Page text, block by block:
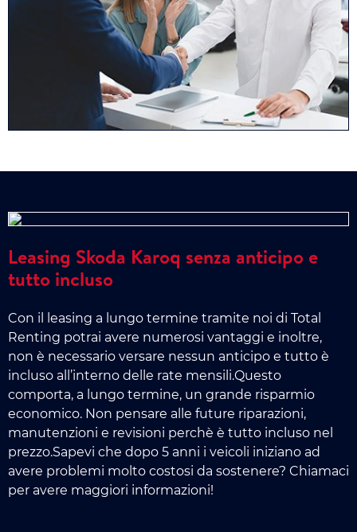
Leasing Skoda Karoq senza anticipo e
tutto incluso
Con il leasing a lungo termine tramite noi di Total
Renting potrai avere numerosi vantaggi e inoltre,
non è necessario versare nessun anticipo e tutto è
incluso all’interno delle rate mensili.Questo
comporta, a lungo termine, un grande risparmio
economico. Non pensare alle future riparazioni,
manutenzioni e revisioni perchè è tutto incluso nel
prezzo.Sapevi che dopo 5 anni i veicoli iniziano ad
avere problemi molto costosi da sostenere? Chiamaci
per avere maggiori informazioni!